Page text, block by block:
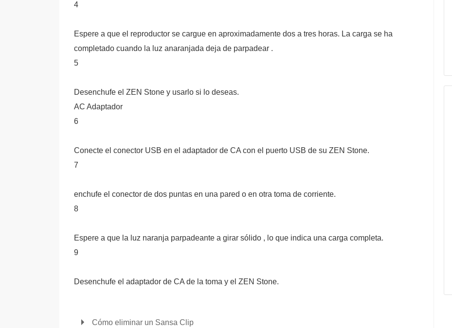
4
Espere a que el reproductor se cargue en aproximadamente dos a tres horas. La carga se ha
completado cuando la luz anaranjada deja de parpadear .
5
Desenchufe el ZEN Stone y usarlo si lo deseas.
AC Adaptador
6
Conecte el conector USB en el adaptador de CA con el puerto USB de su ZEN Stone.
7
enchufe el conector de dos puntas en una pared o en otra toma de corriente.
8
Espere a que la luz naranja parpadeante a girar sólido , lo que indica una carga completa.
9
Desenchufe el adaptador de CA de la toma y el ZEN Stone.
Cómo eliminar un Sansa Clip